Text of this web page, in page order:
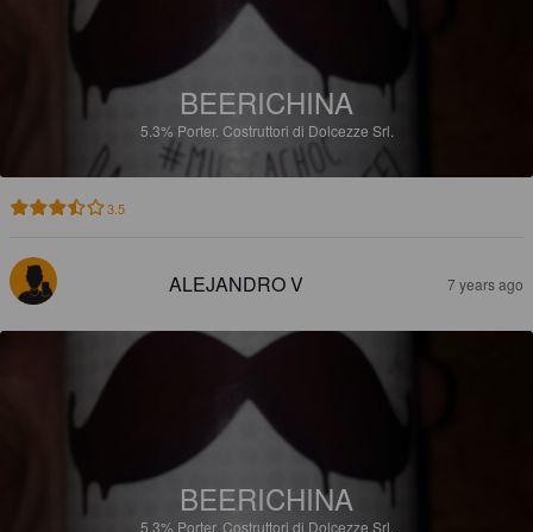
BEERICHINA
5.3% Porter. Costruttori di Dolcezze Srl.
3.5
ALEJANDRO V 7 years ago
BEERICHINA
5.3% Porter. Costruttori di Dolcezze Srl.